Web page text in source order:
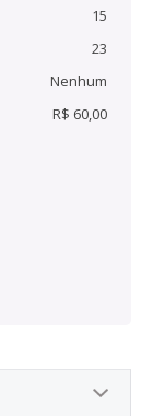
15
23
Nenhum
R$ 60,00